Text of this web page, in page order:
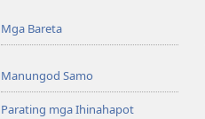
Mga Bareta
Manungod Samo
Parating mga Ihinahapot